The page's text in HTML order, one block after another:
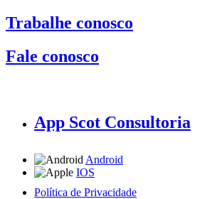
Trabalhe conosco
Fale conosco
App Scot Consultoria
Android
IOS
Política de Privacidade